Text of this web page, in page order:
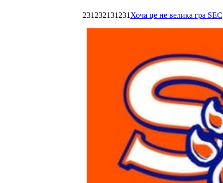
231232131231 Хоча це не велика гра